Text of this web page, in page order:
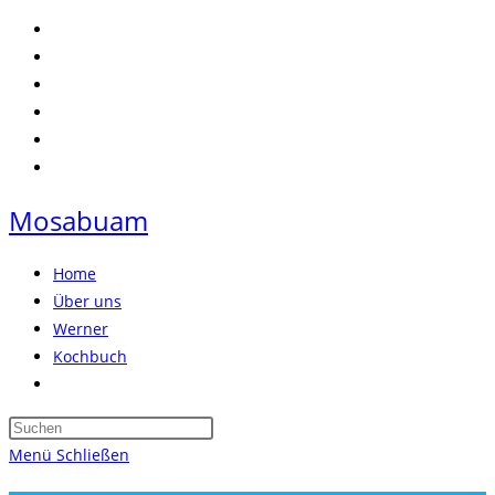
Zum
Inhalt
springen
Mosabuam
Home
Über uns
Werner
Kochbuch
umschalten
Press
Menü Schließen